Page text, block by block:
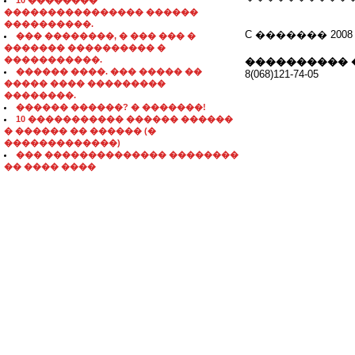
���������������� ������
����������.
��� ��������, � ��� ��� �
������� ���������� �
�����������.
������ ����. ��� ����� ��
����� ���� ���������
��������.
������ ������? � �������!
10 ����������� ������ ������
� ������ �� ������ (�
�������������)
��� �������������� ��������
�� ���� ����
C �������
����������
8(068)121-74-05